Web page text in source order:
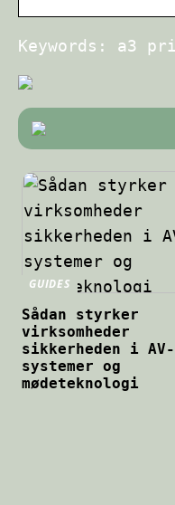
Keywords: a3
GUIDES
Sådan styrker
virksomheder
sikkerheden i AV-
systemer og
mødeteknologi